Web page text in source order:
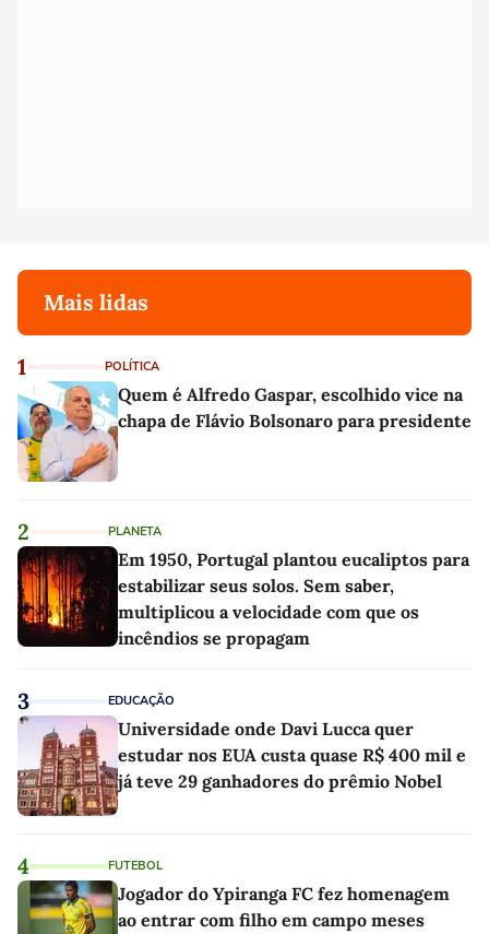
Mais lidas
1 POLÍTICA
Quem é Alfredo Gaspar, escolhido vice na
chapa de Flávio Bolsonaro para presidente
2 PLANETA
Em 1950, Portugal plantou eucaliptos para
estabilizar seus solos. Sem saber,
multiplicou a velocidade com que os
incêndios se propagam
3 EDUCAÇÃO
Universidade onde Davi Lucca quer
estudar nos EUA custa quase R$ 400 mil e
já teve 29 ganhadores do prêmio Nobel
4 FUTEBOL
Jogador do Ypiranga FC fez homenagem
ao entrar com filho em campo meses